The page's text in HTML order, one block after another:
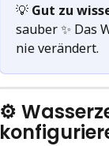
💡 Gut zu
sauber ✨ Das
nie verändert.
⚙️